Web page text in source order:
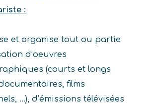
:
et organise tout ou partie
d’oeuvres
(courts et longs
films
…), d’émissions télévisées